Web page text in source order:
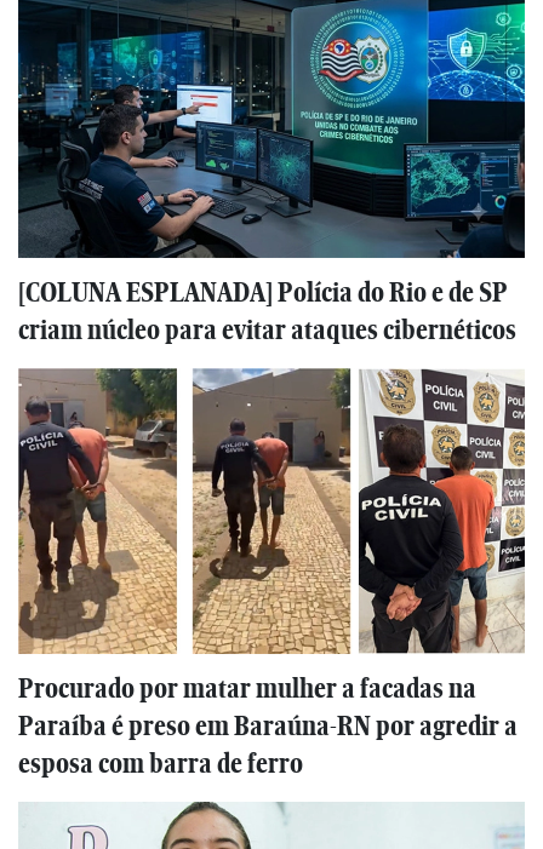
[COLUNA ESPLANADA] Polícia do Rio e de SP
criam núcleo para evitar ataques cibernéticos
Procurado por matar mulher a facadas na
Paraíba é preso em Baraúna-RN por agredir a
esposa com barra de ferro